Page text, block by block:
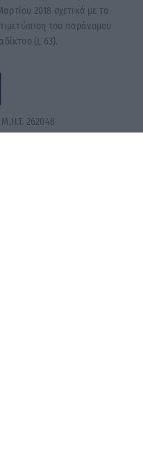
2018 σχετικά με τα
του παράνομου
(L 63).
262048